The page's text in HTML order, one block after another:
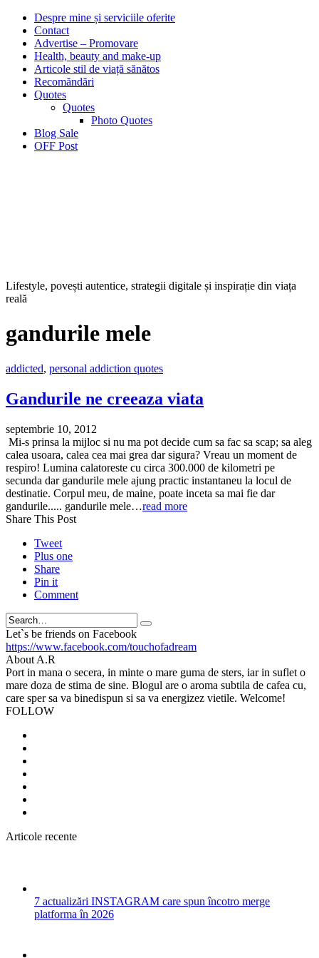
Despre mine și serviciile oferite
Contact
Advertise – Promovare
Health, beauty and make-up
Articole stil de viață sănătos
Recomăndări
Quotes
Quotes
Photo Quotes
Blog Sale
OFF Post
Lifestyle, povești autentice, strategii digitale și inspirație din viața
reală
gandurile mele
addicted, personal addiction quotes
Gandurile ne creeaza viata
septembrie 10, 2012
Mi-s prinsa la mijloc si nu ma pot decide cum sa fac sa scap; sa aleg
calea usoara, calea cea mai grea dar sigura? Vreau un moment de
respiro! Lumina calatoreste cu circa 300.000 de kilometri pe
secunda dar gandurile mele ajung practic instantaneu la locul de
destinatie. Corpul meu, de maine, poate inceta sa mai fie dar
gandurile..... gandurile mele…read more
Share This Post
Tweet
Plus one
Share
Pin it
Comment
Search
Let`s be friends on Facebook
https://www.facebook.com/touchofadream
About A.R
Port in mana o secera, in minte o mare guma de sters, iar in suflet o
mare doza de stima de sine. Blogul are o aroma subtila de cafea cu,
care sper sa va binedispun si sa va energizez vietile. Welcome!
FOLLOW
Articole recente
7 actualizări INSTAGRAM care spun încotro merge
platforma în 2026